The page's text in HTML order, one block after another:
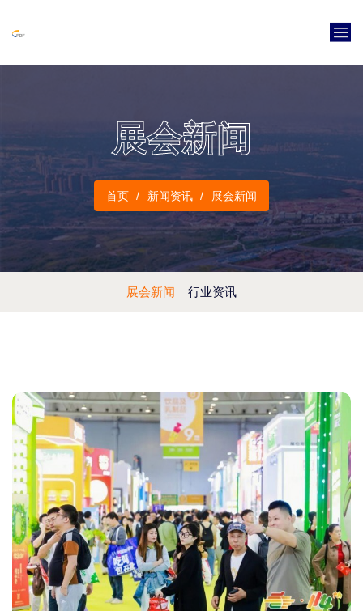
展会新闻
首页 新闻资讯 展会新闻
展会新闻 行业资讯